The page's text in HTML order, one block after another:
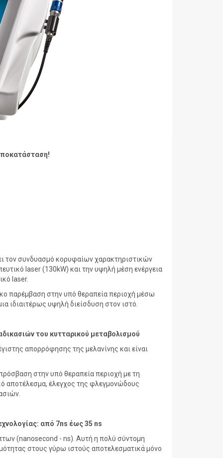
τον συνδυασμό κορυφαίων χαρακτηριστικών
laser (130kW) και την υψηλή μέση ενέργεια
laser.
παρέμβαση στην υπό θεραπεία περιοχή μέσω
ιδιαιτέρως υψηλή διείσδυση στον ιστό.
του κυτταρικού μεταβολισμού
απορρόφησης της μελανίνης και είναι
στην υπό θεραπεία περιοχή με τη
αποτέλεσμα, έλεγχος της φλεγμονώδους
από 7ns έως 35 ns
(nanosecond - ns). Αυτή η πολύ σύντομη
στους γύρω ιστούς αποτελεσματικά μόνο